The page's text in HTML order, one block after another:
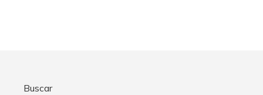
Buscar